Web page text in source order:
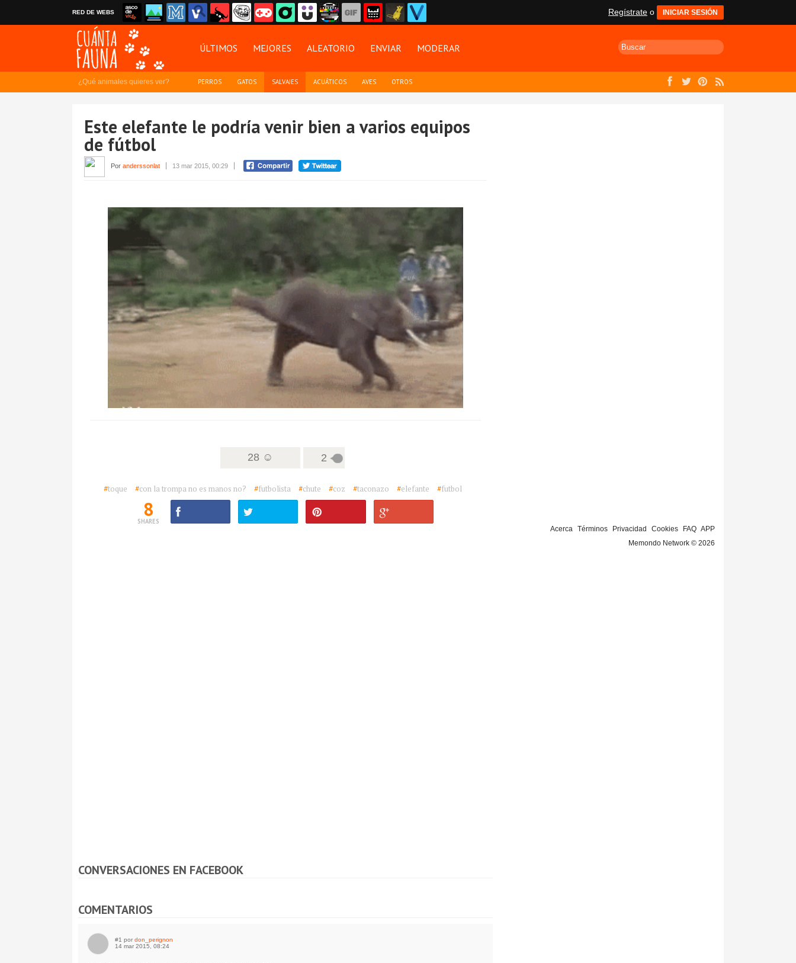
RED DE WEBS Regístrate o INICIAR SESIÓN
ÚLTIMOS MEJORES ALEATORIO ENVIAR MODERAR
¿Qué animales quieres ver? PERROS GATOS SALVAJES ACUÁTICOS AVES OTROS
Este elefante le podría venir bien a varios equipos
de fútbol
Por anderssonlat 13 mar 2015, 00:29
28 ☺ 2
#toque #con la trompa no es manos no? #futbolista #chute #coz #taconazo #elefante #futbol
8
SHARES
CONVERSACIONES EN FACEBOOK
COMENTARIOS
#1 por don_perignon
14 mar 2015, 08:24
Acerca Términos Privacidad Cookies FAQ APP
Memondo Network © 2026